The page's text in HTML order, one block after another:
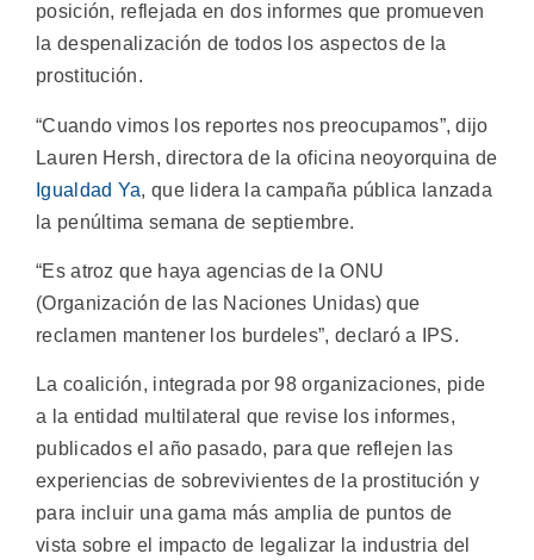
posición, reflejada en dos informes que promueven
la despenalización de todos los aspectos de la
prostitución.
“Cuando vimos los reportes nos preocupamos”, dijo
Lauren Hersh, directora de la oficina neoyorquina de
Igualdad Ya, que lidera la campaña pública lanzada
la penúltima semana de septiembre.
“Es atroz que haya agencias de la ONU
(Organización de las Naciones Unidas) que
reclamen mantener los burdeles”, declaró a IPS.
La coalición, integrada por 98 organizaciones, pide
a la entidad multilateral que revise los informes,
publicados el año pasado, para que reflejen las
experiencias de sobrevivientes de la prostitución y
para incluir una gama más amplia de puntos de
vista sobre el impacto de legalizar la industria del